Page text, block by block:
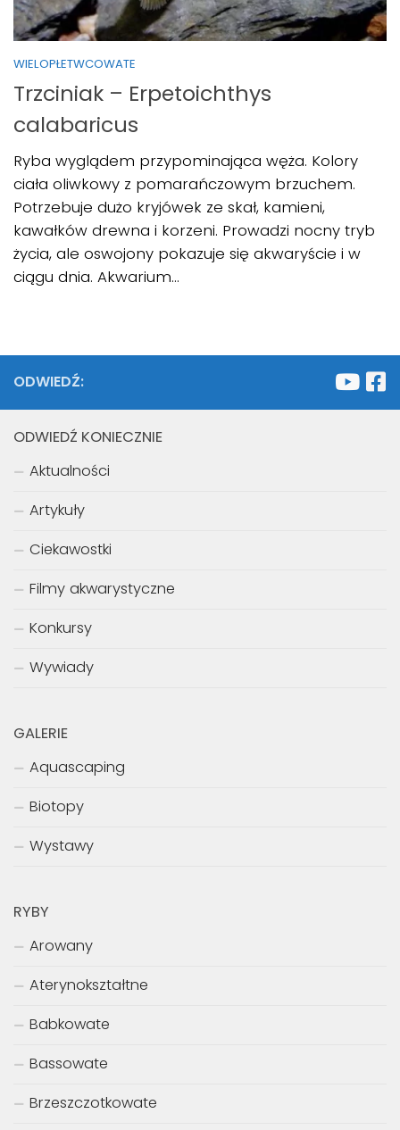
WIELOPŁETWCOWATE
Trzciniak – Erpetoichthys
calabaricus
Ryba wyglądem przypominająca węża. Kolory
ciała oliwkowy z pomarańczowym brzuchem.
Potrzebuje dużo kryjówek ze skał, kamieni,
kawałków drewna i korzeni. Prowadzi nocny tryb
życia, ale oswojony pokazuje się akwaryście i w
ciągu dnia. Akwarium...
ODWIEDŹ:
ODWIEDŹ KONIECZNIE
Aktualności
Artykuły
Ciekawostki
Filmy akwarystyczne
Konkursy
Wywiady
GALERIE
Aquascaping
Biotopy
Wystawy
RYBY
Arowany
Aterynokształtne
Babkowate
Bassowate
Brzeszczotkowate